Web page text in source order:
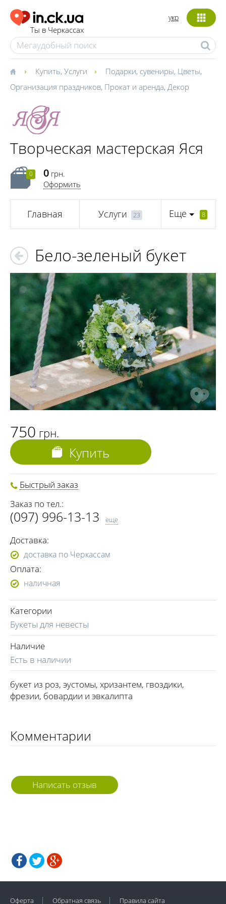
Ты в Черкассах
укр
Купить, Услуги Подарки, сувениры, Цветы,
Организация праздников, Прокат и аренда, Декор
Творческая мастерская Яся
0 0 грн.
Оформить
Главная Услуги 23 Еще 8
Бело-зеленый букет
750 грн.
Купить
Быстрый заказ
Заказ по тел.:
(097) 996-13-13
еще
Доставка:
доставка по Черкассам
Оплата:
наличная
Категории
Букеты для невесты
Наличие
Есть в наличии
букет из роз, эустомы, хризантем, гвоздики,
фрезии, бовардии и эвкалипта
Комментарии
Написать отзыв
Оферта Обратная связь Правила сайта